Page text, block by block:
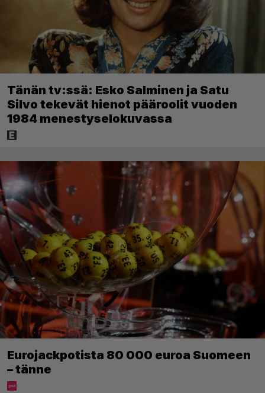
Tänän tv:ssä: Esko Salminen ja Satu
Silvo tekevät hienot pääroolit vuoden
1984 menestyselokuvassa
Eurojackpotista 80 000 euroa Suomeen
– tänne